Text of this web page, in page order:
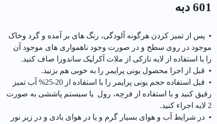
601 دبه
• پس از تمیز کردن هرگونه آلودگی، رنگ های بر آمده و گرد وخاک
موجود در روی سطح و در صورت وجود ناهمواری های موجود آن
را با استفاده از لایه نازکی از ملات آکرلیک ساندورا صاف کنید.
• قبل از اجرا محصول یونی پرایمر را به خوبی هم بزنید.
• قبل استفاده حجم یونی پرایمر را با استفاده از 20-25% آب تمیز
رقیق کنید و با استفاده از فرچه، رول یا سیستم پاششی به صورت
2 لایه اجراء کنید.
• در شرایط آب و هوای بسیار گرم و یا در هوای بادی و در زیر نور